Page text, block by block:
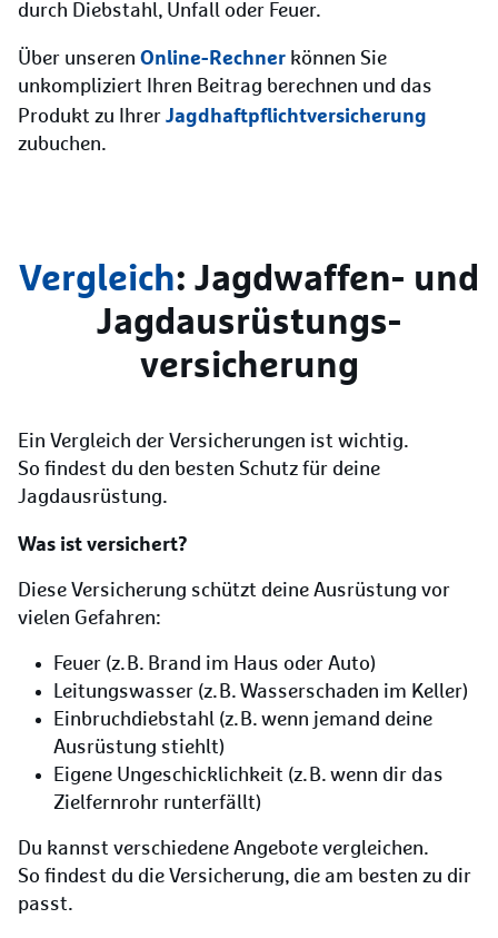
durch Diebstahl, Unfall oder Feuer.
Über unseren Online-Rechner können Sie
unkompliziert Ihren Beitrag berechnen und das
Produkt zu Ihrer Jagdhaftpflicht­versicherung
zubuchen.
Vergleich: Jagdwaffen- und
Jagdausrüstungs­
versicherung
Ein Vergleich der Versicherungen ist wichtig.
So findest du den besten Schutz für deine
Jagdausrüstung.
Was ist versichert?
Diese Versicherung schützt deine Ausrüstung vor
vielen Gefahren:
Feuer (z. B. Brand im Haus oder Auto)
Leitungswasser (z. B. Wasserschaden im Keller)
Einbruchdiebstahl (z. B. wenn jemand deine
Ausrüstung stiehlt)
Eigene Ungeschicklichkeit (z. B. wenn dir das
Zielfernrohr runterfällt)
Du kannst verschiedene Angebote vergleichen.
So findest du die Versicherung, die am besten zu dir
passt.